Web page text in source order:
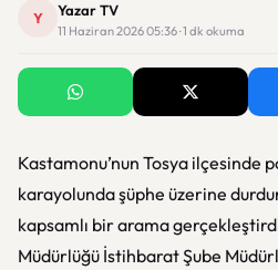
Y Yazar TV
11 Haziran 2026 05:36 · 1 dk okuma
Kastamonu’nun Tosya ilçesinde
karayolunda şüphe üzerine
kapsamlı bir arama
Müdürlüğü İstihbarat Şube